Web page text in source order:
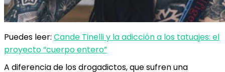
Puedes leer: Cande Tinelli y la adicción a los tatuajes: el
proyecto “cuerpo entero”
A diferencia de los drogadictos, que sufren una